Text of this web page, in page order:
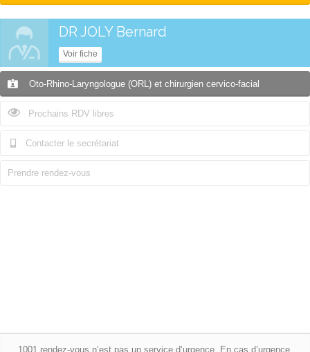
DR JOLY Bernard
Voir fiche
Oto-Rhino-Laryngologue (ORL) et chirurgien cervico-facial
Prochains RDV libres
Contacter le secrétariat
Prendre rendez-vous
1001 rendez-vous n’est pas un service d’urgence. En cas d’urgence,